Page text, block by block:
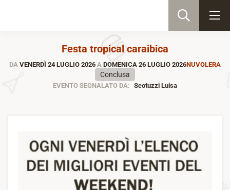
Festa tropical caraibica
DA VENERDÌ 24 LUGLIO 2026 A DOMENICA 26 LUGLIO 2026NUVOLERA
Conclusa
EVENTO SEGNALATO DA: Scotuzzi Luisa